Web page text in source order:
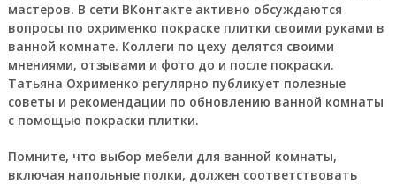
мастеров. В сети ВКонтакте активно обсуждаются
вопросы по охрименко покраске плитки своими руками в
ванной комнате. Коллеги по цеху делятся своими
мнениями, отзывами и фото до и после покраски.
Татьяна Охрименко регулярно публикует полезные
советы и рекомендации по обновлению ванной комнаты
с помощью покраски плитки.
Помните, что выбор мебели для ванной комнаты,
включая напольные полки, должен соответствовать